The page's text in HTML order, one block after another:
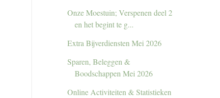
Onze Moestuin; Verspenen deel 2
en het begint te g...
Extra Bijverdiensten Mei 2026
Sparen, Beleggen &
Boodschappen Mei 2026
Online Activiteiten & Statistieken